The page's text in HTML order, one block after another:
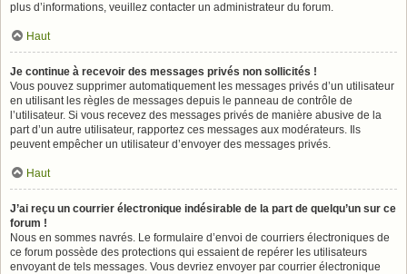
plus d’informations, veuillez contacter un administrateur du forum.
Haut
Je continue à recevoir des messages privés non sollicités !
Vous pouvez supprimer automatiquement les messages privés d’un utilisateur
en utilisant les règles de messages depuis le panneau de contrôle de
l’utilisateur. Si vous recevez des messages privés de manière abusive de la
part d’un autre utilisateur, rapportez ces messages aux modérateurs. Ils
peuvent empêcher un utilisateur d’envoyer des messages privés.
Haut
J’ai reçu un courrier électronique indésirable de la part de quelqu’un sur ce
forum !
Nous en sommes navrés. Le formulaire d’envoi de courriers électroniques de
ce forum possède des protections qui essaient de repérer les utilisateurs
envoyant de tels messages. Vous devriez envoyer par courrier électronique